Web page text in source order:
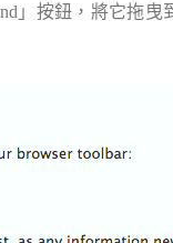
」按鈕，將它拖曳